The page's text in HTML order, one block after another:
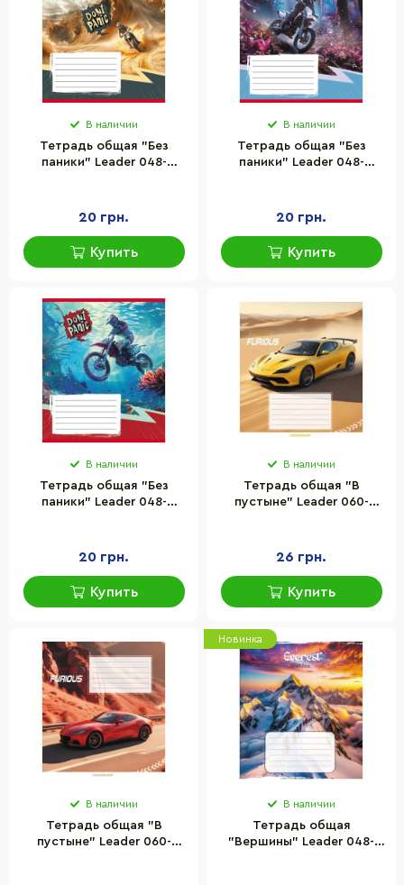
В наличии
Тетрадь общая "Без
паники" Leader 048-
20 грн.
Купить
В наличии
Тетрадь общая "Без
паники" Leader 048-
20 грн.
Купить
В наличии
Тетрадь общая "Без
паники" Leader 048-
20 грн.
Купить
В наличии
Тетрадь общая "В
пустыне" Leader 060-
26 грн.
Купить
В наличии
Тетрадь общая "В
пустыне" Leader 060-
Новинка
В наличии
Тетрадь общая
"Вершины" Leader 048-